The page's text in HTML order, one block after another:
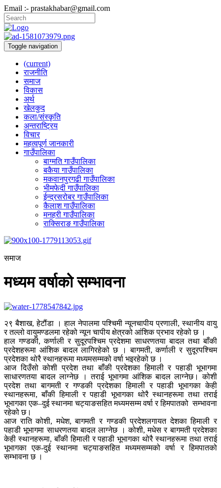
Email :- prastakhabar@gmail.com
Toggle navigation
(current)
राजनीति
समाज
विकास
अर्थ
खेलकुद
कला/संस्कृति
अन्तराष्ट्रिय
विचार
महत्वपूर्ण जानकारी
गाउँपालिका
बाग्मति गाउँपालिका
बकैया गाउँपालिका
मकवानपुरगढी गाउँपालिका
भीमफेदी गाउँपालिका
ईन्द्रसरोबर गाउँपालिका
कैलाश गाउँपालिका
मनहरी गाउँपालिका
राक्सिराङ गाउँपालिका
समाज
मध्यम वर्षाको सम्भावना
२९ बैशाख, हेटौंडा । हाल नेपालमा पश्चिमी न्यूनचापीय प्रणाली, स्थानीय वायु
र तल्लो वायुमण्डलमा रहेको न्यून चापीय क्षेत्रको आंशिक प्रभाव रहेको छ ।
हाल गण्डकी, कर्णाली र सुदूरपश्चिम प्रदेशमा साधरणतया बादल तथा बाँकी
प्रदेशहरूमा आंशिक बादल लागिरहेको छ । बागमती, कर्णाली र सुदूरपश्चिम
प्रदेशका थोरै स्थानहरूमा मध्यमसम्मको वर्षा भइरहेको छ ।
आज दिउँसो कोशी प्रदेश तथा बाँकी प्रदेशका हिमाली र पहाडी भूभागमा
साधारणतया बादल लाग्नेछ । तराई भूभागमा आंशिक बादल लाग्नेछ। कोशी
प्रदेश तथा बागमती र गण्डकी प्रदेशका हिमाली र पहाडी भूभागका केही
स्थानहरूमा, बाँकी हिमाली र पहाडी भूभागका थोरै स्थानहरूमा तथा तराई
भूभागका एक–दुई स्थानमा चट्याङसहित मध्यमसम्म वर्षा र हिमपातको सम्भावना
रहेको छ।
आज राति कोशी, मधेश, बागमती र गण्डकी प्रदेशलगायत देशका हिमाली र
पहाडी भूभागमा साधरणतया बादल लाग्नेछ । कोशी, मधेस र बागमती प्रदेशका
केही स्थानहरूमा, बाँकी हिमाली र पहाडी भूभागका थोरै स्थानहरूमा तथा तराई
भूभागका एक-दुई स्थानमा चट्याङसहित मध्यमसम्मको वर्षा र हिमपातको
सम्भावना छ ।